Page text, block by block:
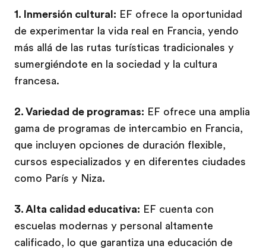
1. Inmersión cultural: EF ofrece la oportunidad
de experimentar la vida real en Francia, yendo
más allá de las rutas turísticas tradicionales y
sumergiéndote en la sociedad y la cultura
francesa.
2. Variedad de programas: EF ofrece una amplia
gama de programas de intercambio en Francia,
que incluyen opciones de duración flexible,
cursos especializados y en diferentes ciudades
como París y Niza.
3. Alta calidad educativa: EF cuenta con
escuelas modernas y personal altamente
calificado, lo que garantiza una educación de